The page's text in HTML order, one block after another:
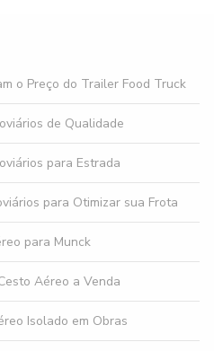
Rodoviários para
o Preço do Trailer Food Truck
de Qualidade
para Estrada
para Otimizar sua Frota
para Munck
Aéreo a Venda
Isolado em Obras